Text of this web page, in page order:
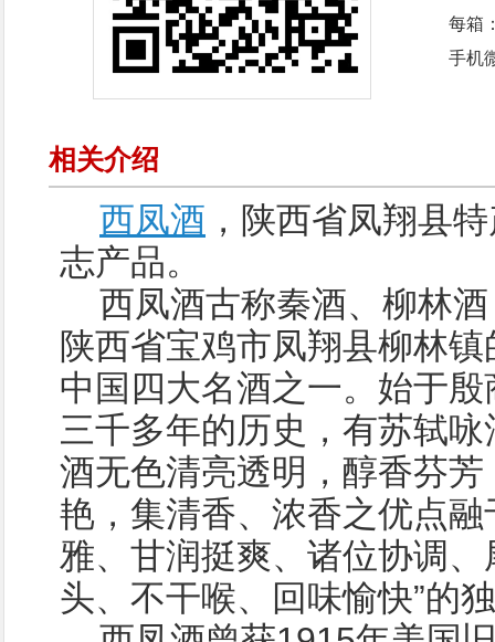
每箱
手机
相关介绍
西凤酒 ，陕西省凤翔县
志产品。
西凤酒古称秦酒、柳林酒
陕西省宝鸡市凤翔县柳林
中国四大名酒之一。始于
三千多年的历史，有苏轼
酒无色清亮透明，醇香芬
艳，集清香、浓香之优点融
雅、甘润挺爽、诸位协调、
头、不干喉、回味愉快”的